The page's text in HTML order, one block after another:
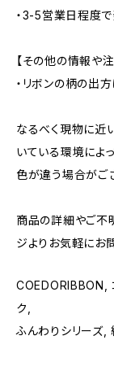
・3-5営業日程度
【その他の情報や
・リボンの柄の出
なるべく現物に近
いている環境によ
色が違う場合がご
商品の詳細やご不
ジよりお気軽にお
COEDORIBBON,
ク,
ふんわりシリーズ